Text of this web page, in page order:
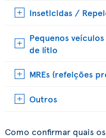
Inseticidas /
Pequenos
de lítio
MREs (refeições
Outros
Como confirmar quais